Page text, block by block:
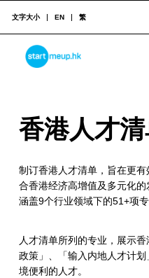
STARTMEUPHK
STARTMEUPHK FESTIVAL IS THE LEADING STARTUP AND INNOVATION CONFERENCE EVENT IN HONG KONG
文字大小 EN 繁
香
人
才
清
单
香港人才
制订香港人才清单，旨在更
合香港经济高增值及多元化
涵盖9个行业领域下的51+项专
人才清单所列的专业，展示
政策」、「输入内地人才计
境便利的人才。